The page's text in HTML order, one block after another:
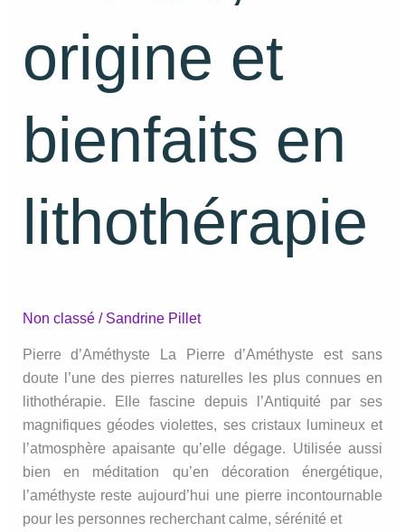
origine et
bienfaits en
lithothérapie
Non classé/ Sandrine Pillet
Pierre d’Améthyste La Pierre d’Améthyste est sans
doute l’une des pierres naturelles les plus connues en
lithothérapie. Elle fascine depuis l’Antiquité par ses
magnifiques géodes violettes, ses cristaux lumineux et
l’atmosphère apaisante qu’elle dégage. Utilisée aussi
bien en méditation qu’en décoration énergétique,
l’améthyste reste aujourd’hui une pierre incontournable
pour les personnes recherchant calme, sérénité et